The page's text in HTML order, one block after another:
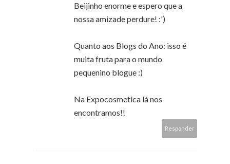
Beijinho enorme e espero que a
nossa amizade perdure! :')
Quanto aos Blogs do Ano: isso é
muita fruta para o mundo
pequenino blogue :)
Na Expocosmetica lá nos
encontramos!!
Responder